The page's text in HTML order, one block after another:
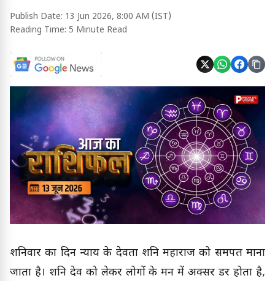
Publish Date: 13 Jun 2026, 8:00 AM (IST)
Reading Time: 5 Minute Read
शनिवार का दिन न्याय के देवता शनि महाराज को समर्पित माना
जाता है। शनि देव को लेकर लोगों के मन में अक्सर डर होता है,